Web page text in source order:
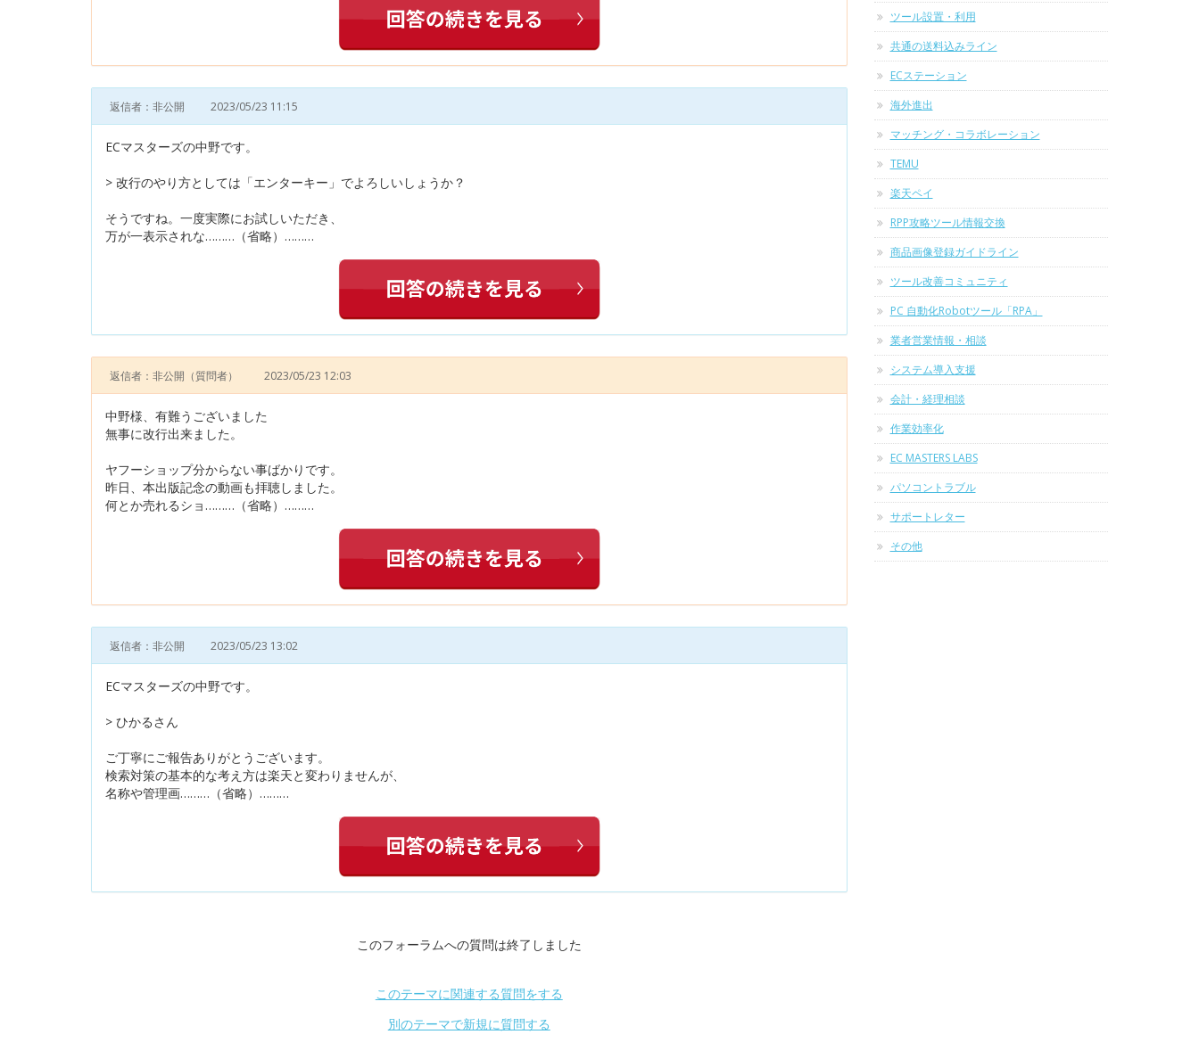
返信者：非公開 2023/05/23 11:15
ECマスターズの中野です。
> 改行のやり方としては「エンターキー」でよろしいしょうか？
そうですね。一度実際にお試しいただき、
万が一表示されな………（省略）………
返信者：非公開 （質問者） 2023/05/23 12:03
中野様、有難うございました
無事に改行出来ました。
ヤフーショップ分からない事ばかりです。
昨日、本出版記念の動画も拝聴しました。
何とか売れるショ………（省略）………
返信者：非公開 2023/05/23 13:02
ECマスターズの中野です。
> ひかるさん
ご丁寧にご報告ありがとうございます。
検索対策の基本的な考え方は楽天と変わりませんが、
名称や管理画………（省略）………
このフォーラムへの質問は終了しました
このテーマに関連する質問をする
別のテーマで新規に質問する
ツール設置・利用
共通の送料込みライン
ECステーション
海外進出
マッチング・コラボレーション
TEMU
楽天ペイ
RPP攻略ツール情報交換
商品画像登録ガイドライン
ツール改善コミュニティ
PC 自動化Robotツール「RPA」
業者営業情報・相談
システム導入支援
会計・経理相談
作業効率化
EC MASTERS LABS
パソコントラブル
サポートレター
その他